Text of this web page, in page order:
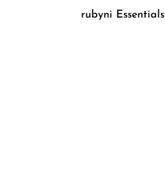
rubyni Essentials